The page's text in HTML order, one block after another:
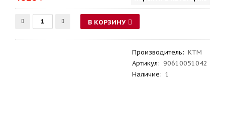
В КОРЗИНУ
Производитель: KTM
Артикул: 90610051042
Наличие: 1